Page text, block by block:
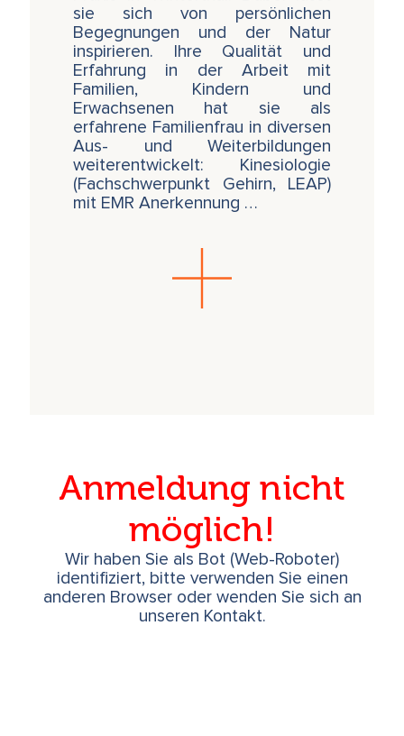
Resonanz
Üben spezifischer Behandlungsabfolgen
für den Auffbau von Körperstabilität in
Bezug auf Raum, Gleichgewicht,
Aufrichtung und Bewegungsmuster
Dieser Kurs ist der Einführungskurs für das 4-
teilige Spezialtraining mit Sônia Gomes:
sie sich von persönlichen
Begegnungen und der Natur
inspirieren. Ihre Qualität und
Erfahrung in der Arbeit mit
Familien, Kindern und
Erwachsenen hat sie als
erfahrene Familienfrau in diversen
Aus- und Weiterbildungen
weiterentwickelt: Kinesiologie
(Fachschwerpunkt Gehirn, LEAP)
mit EMR Anerkennung …
Anmeldung nicht
möglich!
Wir haben Sie als Bot (Web-Roboter)
identifiziert, bitte verwenden Sie einen
anderen Browser oder wenden Sie sich an
unseren Kontakt.